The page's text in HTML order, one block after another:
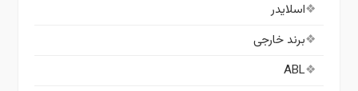
اسلایدر
برند خارجی
ABL